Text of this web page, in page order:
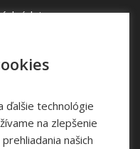
údajov
ďalšie technológie
na zlepšenie
našich